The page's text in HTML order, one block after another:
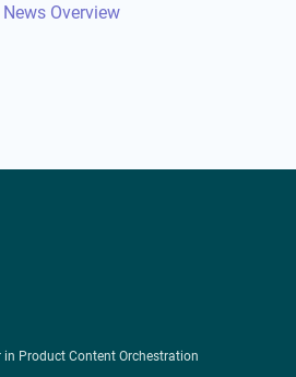
Overview
in Product Content Orchestration